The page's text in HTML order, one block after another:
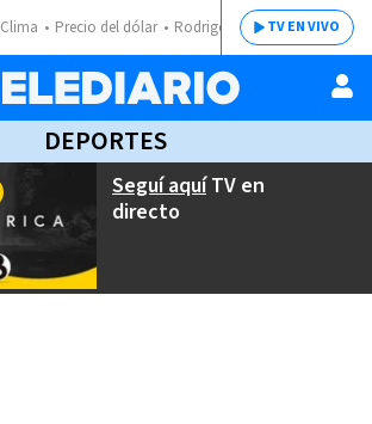
Clima Precio del dólar Rodrigo ChavesTV EN VIVO
DEPORTES
Seguí aquíTV en
directo